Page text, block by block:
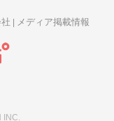
メディア掲載情報
INC.